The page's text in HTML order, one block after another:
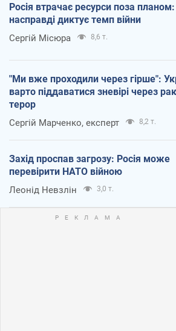
Росія втрачає ресурси поза
насправді диктує темп війни
Сергій Місюра 8,6 т.
"Ми вже проходили через гірше":
варто піддаватися зневірі через
терор
Сергій Марченко, експерт 8,2 т.
Захід проспав загрозу: Росія може
перевірити НАТО війною
Леонід Невзлін 3,0 т.